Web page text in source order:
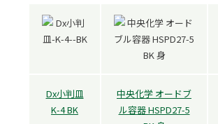
Dx小判皿
K-4 BK
中央化学 オードブ
ル容器 HSPD27-5